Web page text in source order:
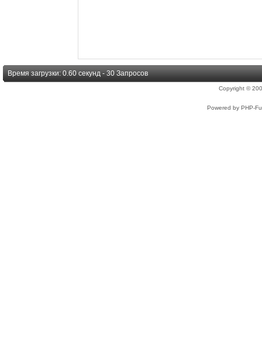
Время загрузки: 0.60 секунд - 30 Запросов
Copyright ©
Powered by PHP-